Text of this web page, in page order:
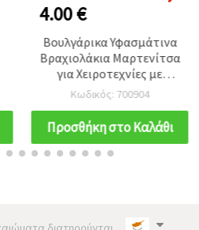
4.00 €
Βουλγάρικα Υφασμάτινα
Βραχιολάκια Μαρτενίτσα
για Χειροτεχνίες με
Γυαλιστερά Κρύσταλλα
και Μεταλλικό Γούρι
(Ασημί Χρώμα) – Μικτό
Σετ 12 τεμ.
Κωδικός: 700904
Προσθήκη στο Καλάθι